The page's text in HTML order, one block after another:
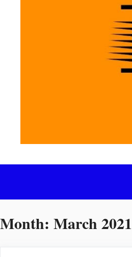
Month: March 2021